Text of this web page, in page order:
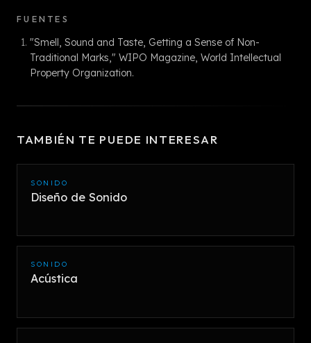
FUENTES
"Smell, Sound and Taste, Getting a Sense of Non-
Traditional Marks," WIPO Magazine, World Intellectual
Property Organization.
TAMBIÉN TE PUEDE INTERESAR
SONIDO
Diseño de Sonido
SONIDO
Acústica